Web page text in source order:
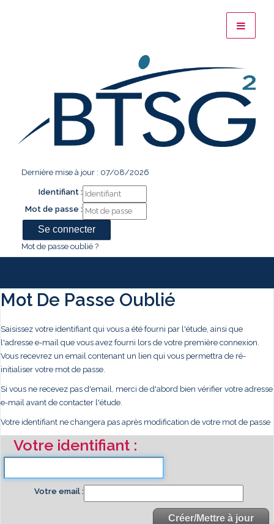
Dernière mise à jour : 07/08/2026
Identifiant :
Mot de passe :
Mot de passe oublié ?
Mot De Passe Oublié
Saisissez votre identifiant qui vous a été fourni par l'étude, ainsi que
l'adresse e-mail que vous avez fourni lors de votre première connexion.
Vous recevrez un email contenant un lien qui vous permettra de ré-
initialiser votre mot de passe.
Si vous ne recevez pas d'email, merci de d'abord bien vérifier votre adresse
e-mail avant de contacter l'étude.
Votre identifiant ne changera pas après modification de votre mot de passe
Votre identifiant
Votre email